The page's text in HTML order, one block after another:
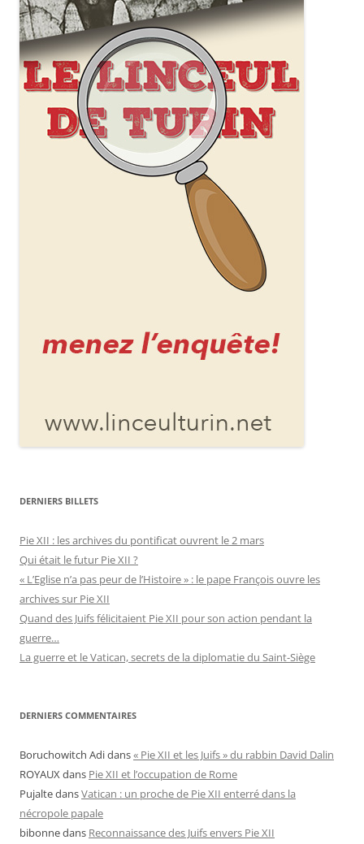
DERNIERS BILLETS
Pie XII : les archives du pontificat ouvrent le 2 mars
Qui était le futur Pie XII ?
« L’Eglise n’a pas peur de l’Histoire » : le pape François ouvre les
archives sur Pie XII
Quand des Juifs félicitaient Pie XII pour son action pendant la
guerre…
La guerre et le Vatican, secrets de la diplomatie du Saint-Siège
DERNIERS COMMENTAIRES
Boruchowitch Adidans« Pie XII et les Juifs » du rabbin David Dalin
ROYAUXdans Pie XII et l’occupation de Rome
PujaltedansVatican : un proche de Pie XII enterré dans la
nécropole papale
bibonnedans Reconnaissance des Juifs envers Pie XII